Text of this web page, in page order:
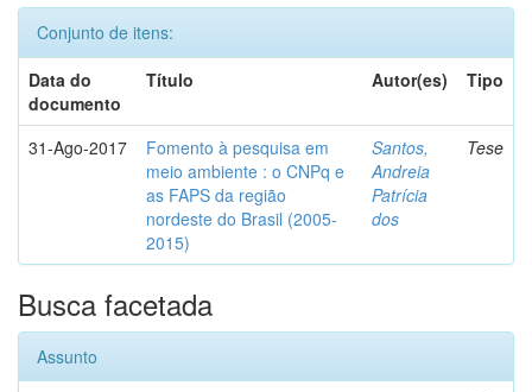
Conjunto de itens:
Data do
documento
Título Autor(es) Tipo
31-Ago-2017
Fomento à pesquisa em
meio ambiente : o CNPq e
as FAPS da região
nordeste do Brasil (2005-
2015)
Santos,
Andreia
Patrícia
dos
Tese
Busca facetada
Assunto